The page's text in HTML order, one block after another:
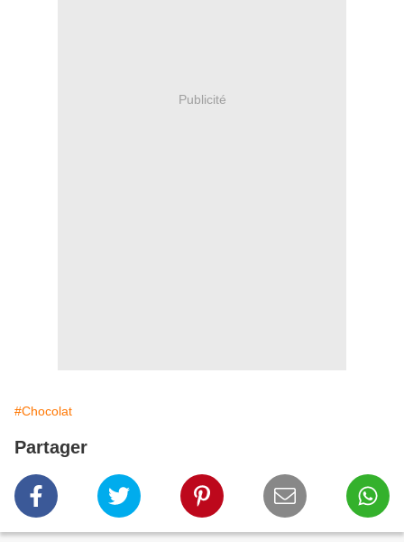
Publicité
#Chocolat
Partager